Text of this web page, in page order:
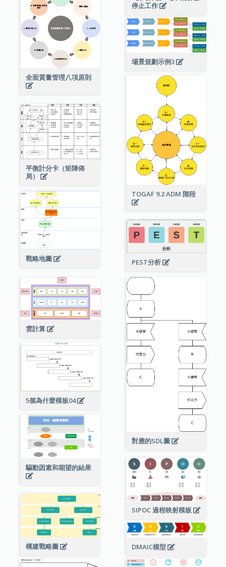
停止工作
全面質量管理八項原則
場景規劃示例3
TOGAF 9.2 ADM 階段
平衡計分卡（矩陣佈
局）
戰略地圖 PEST分析
雲計算
對應的SDL圖
5個為什麼模板04
驅動因素和期望的結果
SIPOC 過程映射模板
構建戰略圖 DMAIC模型